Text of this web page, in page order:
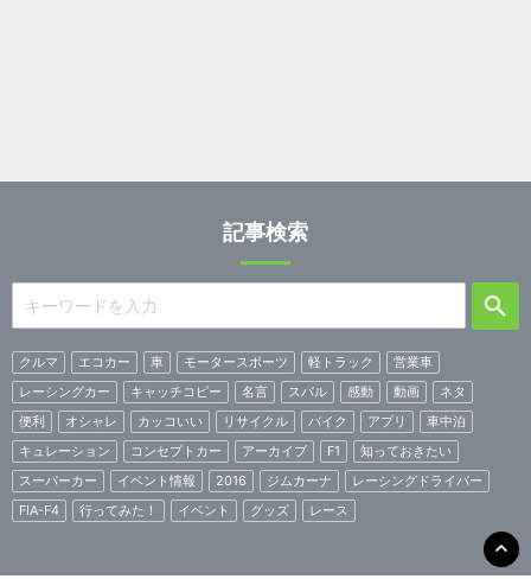
記事検索
クルマ エコカー 車 モータースポーツ 軽トラック
営業車
レーシングカー
キャッチコピー 名言 スバル 感動 動画
ネタ
便利
オシャレ カッコいい リサイクル バイク アプリ
車中泊
キュレーション
コンセプトカー アーカイブ F1
知っておきたい
スーパーカー
イベント情報 2016 ジムカーナ
レーシングドライバー
FIA-F4
行ってみた！ イベント グッズ レース